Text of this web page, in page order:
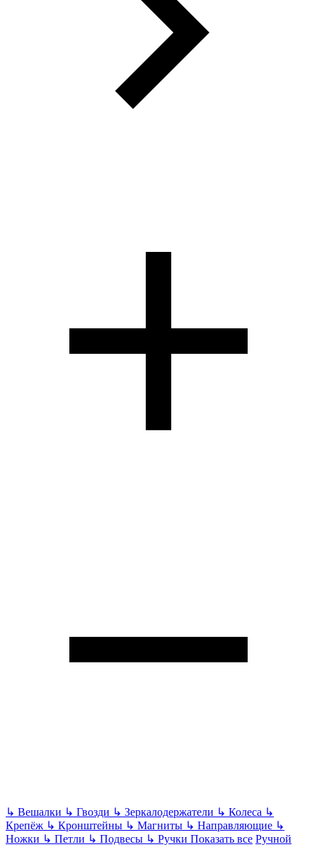
↳ Вешалки ↳ Гвозди ↳ Зеркалодержатели ↳ Колеса ↳
Крепёж ↳ Кронштейны ↳ Магниты ↳ Направляющие ↳
Ножки ↳ Петли ↳ Подвесы ↳ Ручки Показать все Ручной